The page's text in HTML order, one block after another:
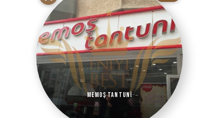
Memoş Tantuni